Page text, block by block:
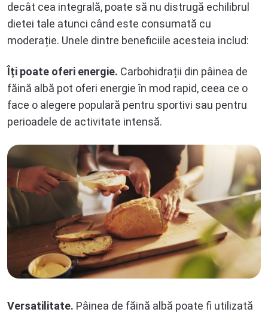
decât cea integrală, poate să nu distrugă echilibrul
dietei tale atunci când este consumată cu
moderație. Unele dintre beneficiile acesteia includ:
Îți poate oferi energie. Carbohidrații din pâinea de
făină albă pot oferi energie în mod rapid, ceea ce o
face o alegere populară pentru sportivi sau pentru
perioadele de activitate intensă.
Versatilitate. Pâinea de făină albă poate fi utilizată